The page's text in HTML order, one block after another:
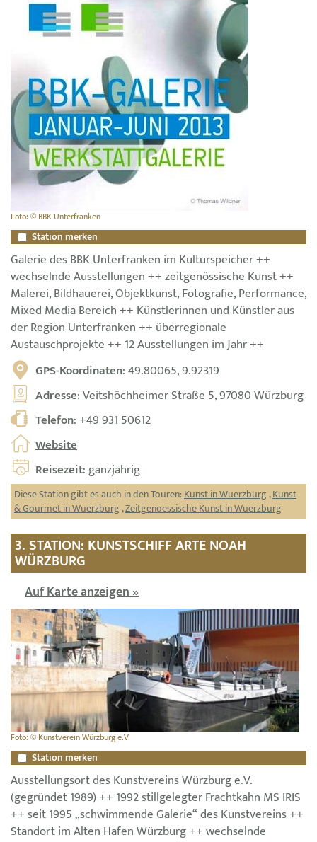
Foto: © BBK Unterfranken
Station merken
Galerie des BBK Unterfranken im Kulturspeicher ++
wechselnde Ausstellungen ++ zeitgenössische Kunst ++
Malerei, Bildhauerei, Objektkunst, Fotografie, Performance,
Mixed Media Bereich ++ Künstlerinnen und Künstler aus
der Region Unterfranken ++ überregionale
Austauschprojekte ++ 12 Ausstellungen im Jahr ++
GPS-Koordinaten: 49.80065, 9.92319
Adresse: Veitshöchheimer Straße 5, 97080 Würzburg
Telefon:+49 931 50612
Website
Reisezeit: ganzjährig
Diese Station gibt es auch in den Touren:Kunst in Wuerzburg ,Kunst
& Gourmet in Wuerzburg ,Zeitgenoessische Kunst in Wuerzburg
3. STATION: KUNSTSCHIFF ARTE NOAH
WÜRZBURG
Auf Karte anzeigen »
Foto: © Kunstverein Würzburg e.V.
Station merken
Ausstellungsort des Kunstvereins Würzburg e.V.
(gegründet 1989) ++ 1992 stillgelegter Frachtkahn MS IRIS
++ seit 1995 „schwimmende Galerie“ des Kunstvereins ++
Standort im Alten Hafen Würzburg ++ wechselnde